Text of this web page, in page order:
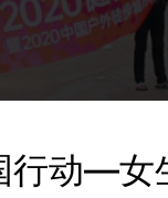
行动—女